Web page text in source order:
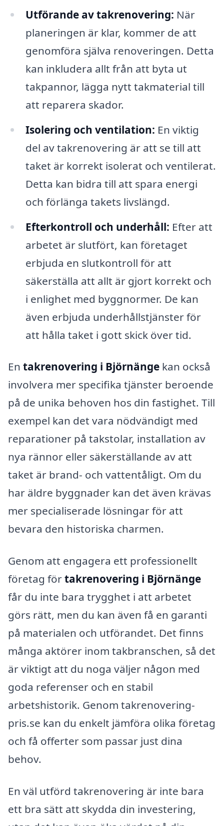
Utförande av takrenovering: När
planeringen är klar, kommer de att
genomföra själva renoveringen. Detta
kan inkludera allt från att byta ut
takpannor, lägga nytt takmaterial till
att reparera skador.
Isolering och ventilation: En viktig
del av takrenovering är att se till att
taket är korrekt isolerat och ventilerat.
Detta kan bidra till att spara energi
och förlänga takets livslängd.
Efterkontroll och underhåll: Efter att
arbetet är slutfört, kan företaget
erbjuda en slutkontroll för att
säkerställa att allt är gjort korrekt och
i enlighet med byggnormer. De kan
även erbjuda underhållstjänster för
att hålla taket i gott skick över tid.
En takrenovering i Björnänge kan också
involvera mer specifika tjänster beroende
på de unika behoven hos din fastighet. Till
exempel kan det vara nödvändigt med
reparationer på takstolar, installation av
nya rännor eller säkerställande av att
taket är brand- och vattentåligt. Om du
har äldre byggnader kan det även krävas
mer specialiserade lösningar för att
bevara den historiska charmen.
Genom att engagera ett professionellt
företag förtakrenovering i Björnänge
får du inte bara trygghet i att arbetet
görs rätt, men du kan även få en garanti
på materialen och utförandet. Det finns
många aktörer inom takbranschen, så det
är viktigt att du noga väljer någon med
goda referenser och en stabil
arbetshistorik. Genom takrenovering-
pris.se kan du enkelt jämföra olika företag
och få offerter som passar just dina
behov.
En väl utförd takrenovering är inte bara
ett bra sätt att skydda din investering,